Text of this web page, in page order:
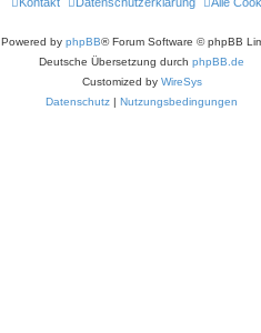
Powered by phpBB® Forum Software © phpBB
Deutsche Übersetzung durch phpBB.de
Customized by WireSys
Datenschutz | Nutzungsbedingungen